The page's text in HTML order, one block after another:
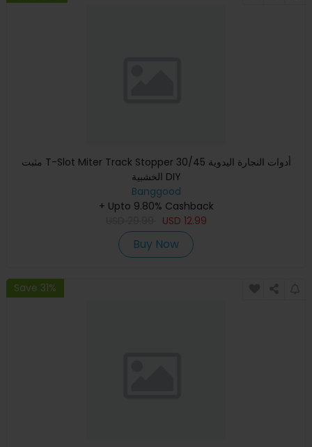
مثبت T-Slot Miter Track Stopper 30/45 أدوات النجارة اليدوية
الخشبية DIY
Banggood
+ Upto 9.80% Cashback
USD 12.99
Buy Now
Save 31%